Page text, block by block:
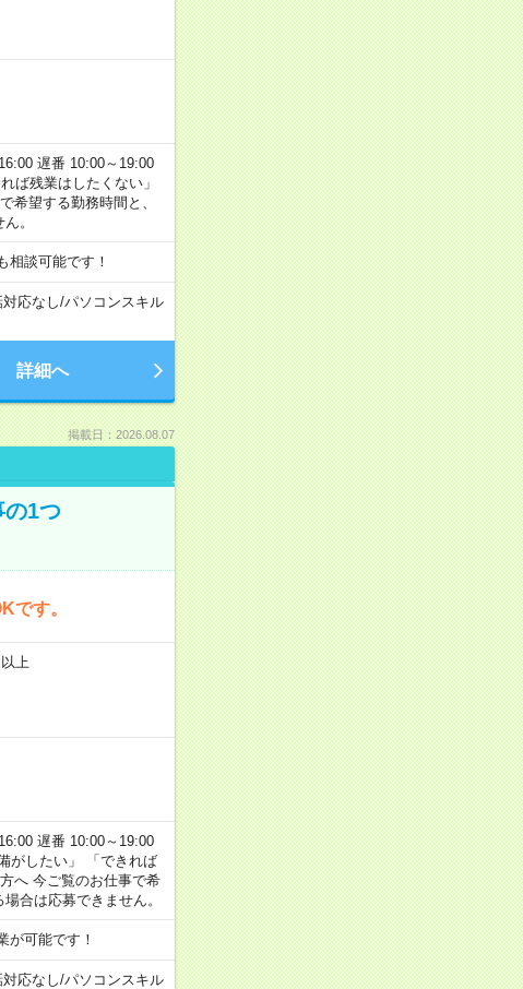
遅番 10:00～19:00
ば残業はしたくない」
希望する勤務時間と、
。
相談可能です！
応なし/パソコンスキル
詳細へ
掲載日：2026.08.07
の1つ
です。
上
遅番 10:00～19:00
がしたい」 「できれば
へ 今ご覧のお仕事で希
合は応募できません。
が可能です！
応なし/パソコンスキル